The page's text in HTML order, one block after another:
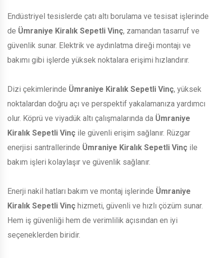
Endüstriyel tesislerde çatı altı borulama ve tesisat işlerinde
de Ümraniye Kiralık Sepetli Vinç, zamandan tasarruf ve
güvenlik sunar. Elektrik ve aydınlatma direği montajı ve
bakımı gibi işlerde yüksek noktalara erişimi hızlandırır.
Dizi çekimlerinde Ümraniye Kiralık Sepetli Vinç, yüksek
noktalardan doğru açı ve perspektif yakalamanıza yardımcı
olur. Köprü ve viyadük altı çalışmalarında da Ümraniye
Kiralık Sepetli Vinç ile güvenli erişim sağlanır. Rüzgar
enerjisi santrallerinde Ümraniye Kiralık Sepetli Vinç ile
bakım işleri kolaylaşır ve güvenlik sağlanır.
Enerji nakil hatları bakım ve montaj işlerinde Ümraniye
Kiralık Sepetli Vinç hizmeti, güvenli ve hızlı çözüm sunar.
Hem iş güvenliği hem de verimlilik açısından en iyi
seçeneklerden biridir.